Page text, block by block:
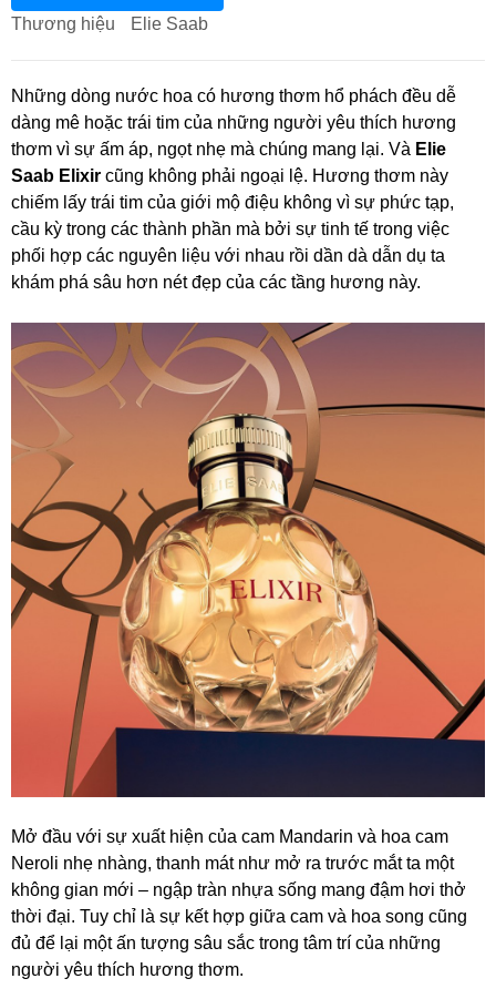
Thương hiệu Elie Saab
Những dòng nước hoa có hương thơm hổ phách đều dễ
dàng mê hoặc trái tim của những người yêu thích hương
thơm vì sự ấm áp, ngọt nhẹ mà chúng mang lại. Và Elie
Saab Elixir cũng không phải ngoại lệ. Hương thơm này
chiếm lấy trái tim của giới mộ điệu không vì sự phức tạp,
cầu kỳ trong các thành phần mà bởi sự tinh tế trong việc
phối hợp các nguyên liệu với nhau rồi dần dà dẫn dụ ta
khám phá sâu hơn nét đẹp của các tầng hương này.
Mở đầu với sự xuất hiện của cam Mandarin và hoa cam
Neroli nhẹ nhàng, thanh mát như mở ra trước mắt ta một
không gian mới – ngập tràn nhựa sống mang đậm hơi thở
thời đại. Tuy chỉ là sự kết hợp giữa cam và hoa song cũng
đủ để lại một ấn tượng sâu sắc trong tâm trí của những
người yêu thích hương thơm.